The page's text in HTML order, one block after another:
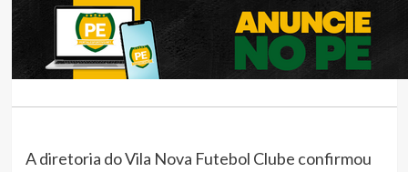
A diretoria do Vila Nova Futebol Clube confirmou